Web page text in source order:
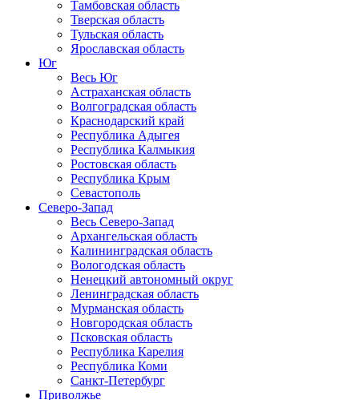
Тамбовская область
Тверская область
Тульская область
Ярославская область
Юг
Весь Юг
Астраханская область
Волгоградская область
Краснодарский край
Республика Адыгея
Республика Калмыкия
Ростовская область
Республика Крым
Севастополь
Северо-Запад
Весь Северо-Запад
Архангельская область
Калининградская область
Вологодская область
Ненецкий автономный округ
Ленинградская область
Мурманская область
Новгородская область
Псковская область
Республика Карелия
Республика Коми
Санкт-Петербург
Приволжье